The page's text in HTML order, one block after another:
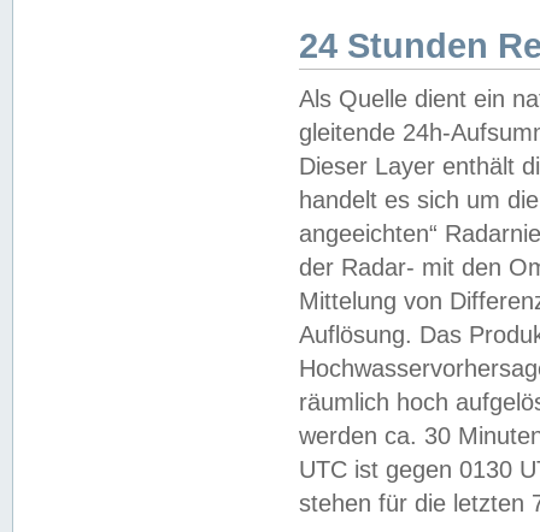
24 Stunden
Als Quelle dient ein
gleitende 24h-
Dieser Layer enthält
handelt es sich um
angeeichten“
der Radar- mit den
Mittelung von
Auflösung. Das
räumlich hoch
werden ca. 30
UTC ist gegen 0130
stehen für die letzten